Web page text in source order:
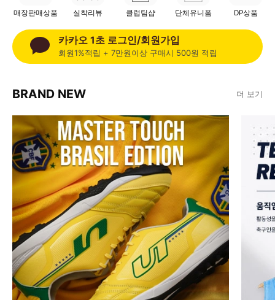
매장판매상품 실착리뷰 클럽팀샵 단체유니폼 DP상품
카카오 1초 로그인/회원가입
회원1%적립 + 7만원이상 구매시 500원 적립
BRAND NEW 더 보기